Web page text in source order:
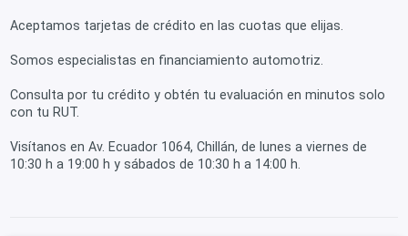
Aceptamos tarjetas de crédito en las cuotas que elijas.
Somos especialistas en financiamiento automotriz.
Consulta por tu crédito y obtén tu evaluación en minutos solo
con tu RUT.
Visítanos en Av. Ecuador 1064, Chillán, de lunes a viernes de
10:30 h a 19:00 h y sábados de 10:30 h a 14:00 h.